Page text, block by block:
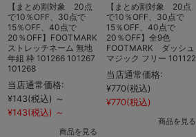
【まとめ割対象 20点
で10％OFF、30点で
15％OFF、40点で
20％OFF】FOOTMARK
ストレッチネーム 無地
年組 枠 101266 101267
101268
当店通常価格:
¥143(税込) ～
¥143(税込) ～
商品を見る
【まとめ割対象 20点
で10％OFF、30点で
15％OFF、40点で
20％OFF】全9色
FOOTMARK ダッシュ
マジック フリー 101122
当店通常価格:
¥770(税込)
¥770(税込)
商品を見る